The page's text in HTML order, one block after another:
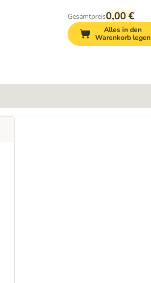
Gesamtpreis0,00 €
Alles in den
Warenkorb legen